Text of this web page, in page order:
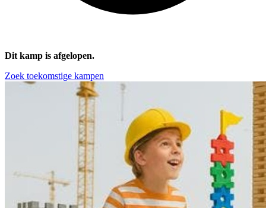
Dit kamp is afgelopen.
Zoek toekomstige kampen